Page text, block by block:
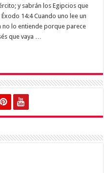
y sabrán los Egipcios que
14:4 Cuando uno lee un
no lo entiende porque parece
que vaya …